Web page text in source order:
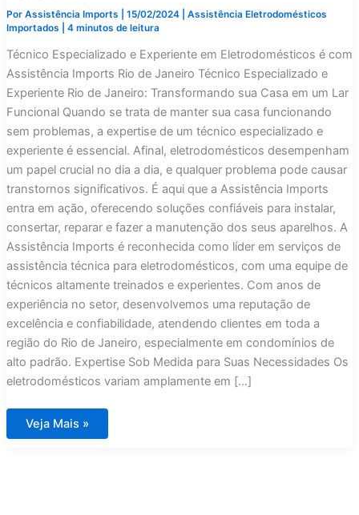
Por Assistência Imports 15/02/2024
Assistência Eletrodomésticos
Importados
4 minutos de leitura
Técnico Especializado e Experiente em Eletrodomésticos é com
Assistência Imports Rio de Janeiro Técnico Especializado e
Experiente Rio de Janeiro: Transformando sua Casa em um Lar
Funcional Quando se trata de manter sua casa funcionando
sem problemas, a expertise de um técnico especializado e
experiente é essencial. Afinal, eletrodomésticos desempenham
um papel crucial no dia a dia, e qualquer problema pode causar
transtornos significativos. É aqui que a Assistência Imports
entra em ação, oferecendo soluções confiáveis para instalar,
consertar, reparar e fazer a manutenção dos seus aparelhos. A
Assistência Imports é reconhecida como líder em serviços de
assistência técnica para eletrodomésticos, com uma equipe de
técnicos altamente treinados e experientes. Com anos de
experiência no setor, desenvolvemos uma reputação de
excelência e confiabilidade, atendendo clientes em toda a
região do Rio de Janeiro, especialmente em condomínios de
alto padrão. Expertise Sob Medida para Suas Necessidades Os
eletrodomésticos variam amplamente em […]
Técnico
Especializado
Veja Mais »